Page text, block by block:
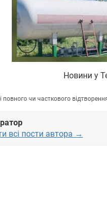
Новини у
повного чи часткового
всі пости автора →